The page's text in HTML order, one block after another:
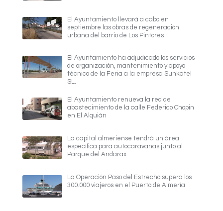
El Ayuntamiento llevará a cabo en
septiembre las obras de regeneración
urbana del barrio de Los Pintores
El Ayuntamiento ha adjudicado los servicios
de organización, mantenimiento y apoyo
técnico de la Feria a la empresa Sunkatel
SL.
El Ayuntamiento renueva la red de
abastecimiento de la calle Federico Chopin
en El Alquián
La capital almeriense tendrá un área
específica para autocaravanas junto al
Parque del Andarax
La Operación Paso del Estrecho supera los
300.000 viajeros en el Puerto de Almería